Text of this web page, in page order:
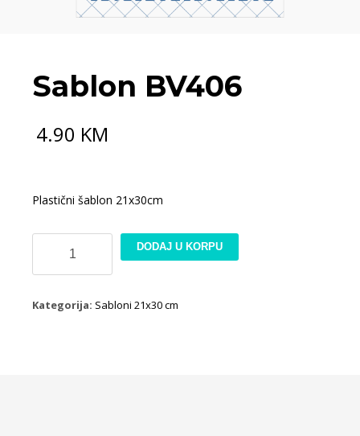
Sablon BV406
4.90 KM
Plastični šablon 21x30cm
količina
DODAJ U KORPU
Kategorija: Sabloni 21x30 cm